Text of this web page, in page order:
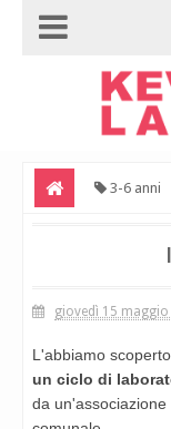
3-6 anni
giovedì 15
L'abbiamo
un ciclo di
da